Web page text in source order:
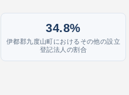
34.8%
伊都郡九度山町におけるその他の設立
登記法人の割合